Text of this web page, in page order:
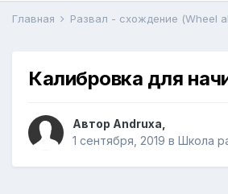
Главная Развал - схождение (Wheel
Калибровка для
Автор Andruxa
1 сентября, 2019 в Школа